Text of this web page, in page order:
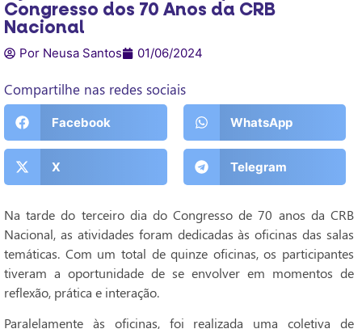
Congresso dos 70 Anos da CRB
Nacional
Por Neusa Santos 01/06/2024
Compartilhe nas redes sociais
Facebook WhatsApp
X Telegram
Na tarde do terceiro dia do Congresso de 70 anos da CRB
Nacional, as atividades foram dedicadas às oficinas das salas
temáticas. Com um total de quinze oficinas, os participantes
tiveram a oportunidade de se envolver em momentos de
reflexão, prática e interação.
Paralelamente às oficinas, foi realizada uma coletiva de